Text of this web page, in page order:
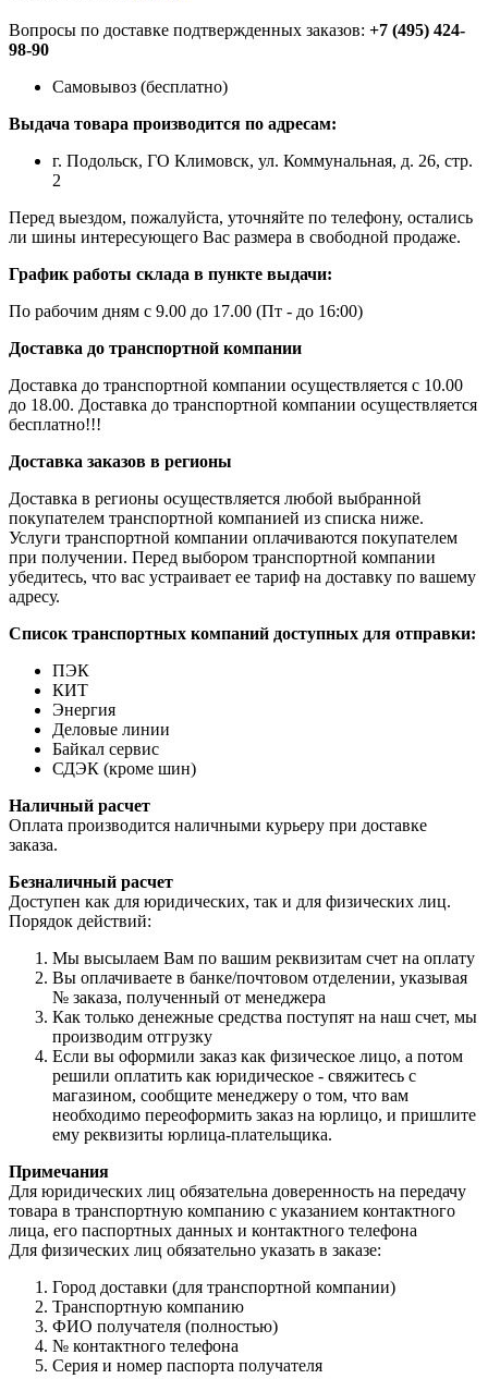
Вопросы по доставке подтвержденных заказов: +7 (495) 424-
98-90
Самовывоз (бесплатно)
Выдача товара производится по адресам:
г. Подольск, ГО Климовск, ул. Коммунальная, д. 26, стр.
2
Перед выездом, пожалуйста, уточняйте по телефону, остались
ли шины интересующего Вас размера в свободной продаже.
График работы склада в пункте выдачи:
По рабочим дням с 9.00 до 17.00 (Пт - до 16:00)
Доставка до транспортной компании
Доставка до транспортной компании осуществляется с 10.00
до 18.00. Доставка до транспортной компании осуществляется
бесплатно!!!
Доставка заказов в регионы
Доставка в регионы осуществляется любой выбранной
покупателем транспортной компанией из списка ниже.
Услуги транспортной компании оплачиваются покупателем
при получении. Перед выбором транспортной компании
убедитесь, что вас устраивает ее тариф на доставку по вашему
адресу.
Список транспортных компаний доступных для отправки:
ПЭК
КИТ
Энергия
Деловые линии
Байкал сервис
СДЭК (кроме шин)
Наличный расчет
Оплата производится наличными курьеру при доставке
заказа.
Безналичный расчет
Доступен как для юридических, так и для физических лиц.
Порядок действий:
Мы высылаем Вам по вашим реквизитам счет на оплату
Вы оплачиваете в банке/почтовом отделении, указывая
№ заказа, полученный от менеджера
Как только денежные средства поступят на наш счет, мы
производим отгрузку
Если вы оформили заказ как физическое лицо, а потом
решили оплатить как юридическое - свяжитесь с
магазином, сообщите менеджеру о том, что вам
необходимо переоформить заказ на юрлицо, и пришлите
ему реквизиты юрлица-плательщика.
Примечания
Для юридических лиц обязательна доверенность на передачу
товара в транспортную компанию с указанием контактного
лица, его паспортных данных и контактного телефона
Для физических лиц обязательно указать в заказе:
Город доставки (для транспортной компании)
Транспортную компанию
ФИО получателя (полностью)
№ контактного телефона
Серия и номер паспорта получателя